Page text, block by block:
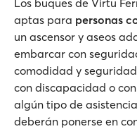
Los buques de Virtu
aptas para personas
un ascensor y aseos
embarcar con
comodidad y
con discapacidad o
algún tipo de
deberán ponerse en